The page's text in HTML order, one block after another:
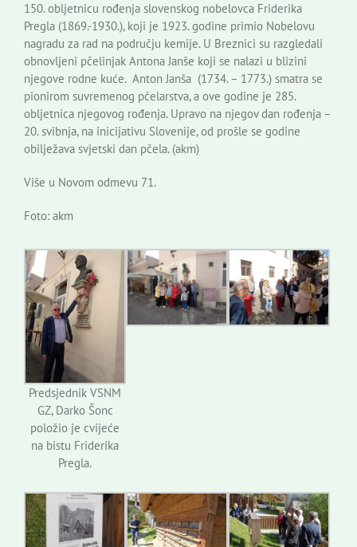
Novi odmev – naše glasilo
Izdavaštvo
Korisne informacije
150. obljetnicu rođenja slovenskog nobelovca Friderika
Pregla (1869.-1930.), koji je 1923. godine primio Nobelovu
nagradu za rad na području kemije. U Breznici su razgledali
obnovljeni pčelinjak Antona Janše koji se nalazi u blizini
njegove rodne kuće. Anton Janša (1734. – 1773.) smatra se
pionirom suvremenog pčelarstva, a ove godine je 285.
obljetnica njegovog rođenja. Upravo na njegov dan rođenja –
20. svibnja, na inicijativu Slovenije, od prošle se godine
obilježava svjetski dan pčela. (akm)
Više u Novom odmevu 71.
Foto: akm
Predsjednik VSNM
GZ, Darko Šonc
položio je cvijeće
na bistu Friderika
Pregla.